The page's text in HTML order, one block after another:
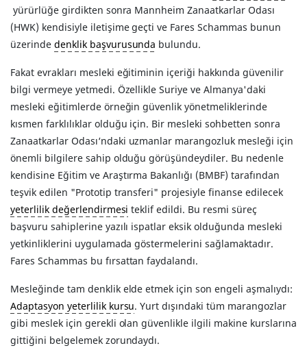
yürürlüğe girdikten sonra Mannheim Zanaatkarlar Odası
(HWK) kendisiyle iletişime geçti ve Fares Schammas bunun
üzerinde denklik başvurusunda bulundu.
Fakat evrakları mesleki eğitiminin içeriği hakkında güvenilir
bilgi vermeye yetmedi. Özellikle Suriye ve Almanya'daki
mesleki eğitimlerde örneğin güvenlik yönetmeliklerinde
kısmen farklılıklar olduğu için. Bir mesleki sohbetten sonra
Zanaatkarlar Odası‘ndaki uzmanlar marangozluk mesleği için
önemli bilgilere sahip olduğu görüşündeydiler. Bu nedenle
kendisine Eğitim ve Araştırma Bakanlığı (BMBF) tarafından
teşvik edilen "Prototip transferi" projesiyle finanse edilecek
yeterlilik değerlendirmesi teklif edildi. Bu resmi süreç
başvuru sahiplerine yazılı ispatlar eksik olduğunda mesleki
yetkinliklerini uygulamada göstermelerini sağlamaktadır.
Fares Schammas bu fırsattan faydalandı.
Mesleğinde tam denklik elde etmek için son engeli aşmalıydı:
Adaptasyon yeterlilik kursu. Yurt dışındaki tüm marangozlar
gibi meslek için gerekli olan güvenlikle ilgili makine kurslarına
gittiğini belgelemek zorundaydı.